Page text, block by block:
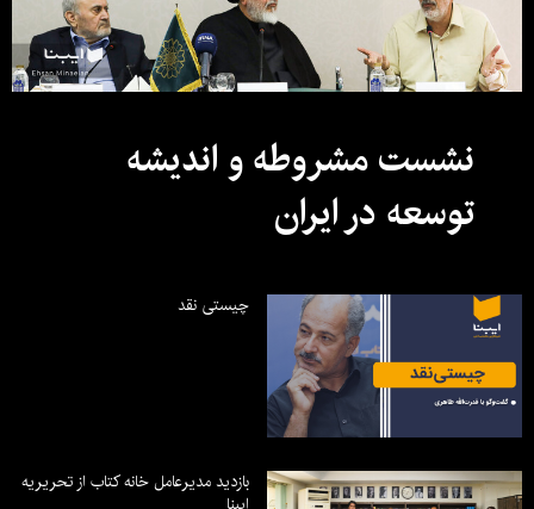
نشست مشروطه و اندیشه
توسعه در ایران
چیستی نقد
بازدید مدیرعامل خانه کتاب از تحریریه